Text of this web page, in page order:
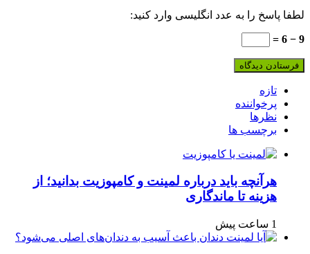
لطفا پاسخ را به عدد انگلیسی وارد کنید:
9 − 6 =
تازه
پرخواننده
نظرها
برچسب ها
هرآنچه باید درباره لمینت و کامپوزیت بدانید؛ از
هزینه تا ماندگاری
1 ساعت پیش